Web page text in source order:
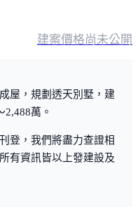
建案價格尚未公開
屋，規劃透天別墅，建
萬。
登，我們將盡力查證相
有資訊皆以上發建設及